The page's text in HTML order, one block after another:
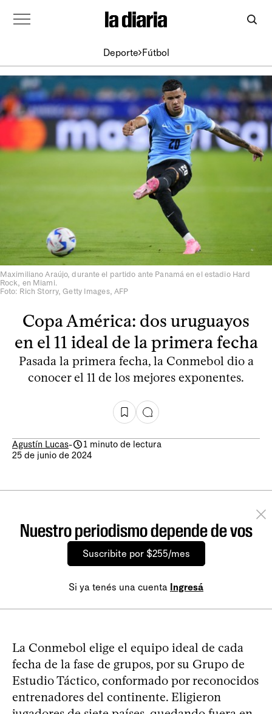
Deporte Fútbol
Maximiliano Araújo, durante el partido ante Panamá en el estadio Hard
Rock, en Miami.
Foto: Rich Storry, Getty Images, AFP
Copa América: dos uruguayos
en el 11 ideal de la primera fecha
Pasada la primera fecha, la Conmebol dio a
conocer el 11 de los mejores exponentes.
Agustín Lucas-
1 minuto de lectura
25 de junio de 2024
Nuestro periodismo depende de vos
Suscribite por $255/mes
Si ya tenés una cuenta Ingresá
La Conmebol elige el equipo ideal de cada
fecha de la fase de grupos, por su Grupo de
Estudio Táctico, conformado por reconocidos
entrenadores del continente. Eligieron